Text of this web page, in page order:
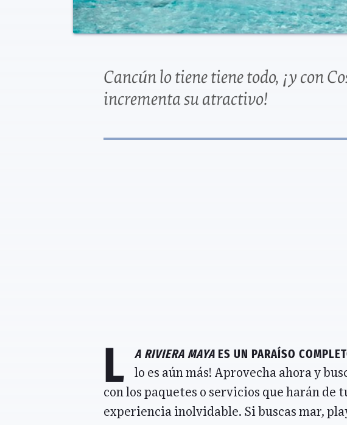
Cancún lo tiene tiene todo, ¡y con
incrementa su atractivo!
L a Riviera Maya es un paraíso
lo es aún más! Aprovecha ahora y
con los paquetes o servicios que harán de
experiencia inolvidable. Si buscas mar,